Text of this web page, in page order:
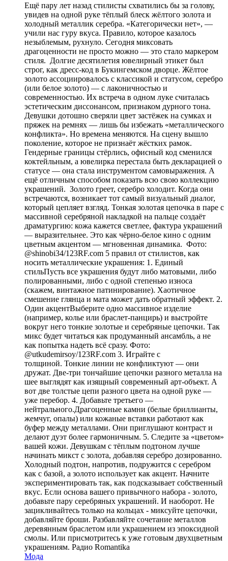
Ещё пару лет назад стилисты схватились бы за голову,
увидев на одной руке тёплый блеск жёлтого золота и
холодный металлик серебра. «Категорически нет», —
учили нас гуру вкуса. Правило, которое казалось
незыблемым, рухнуло. Сегодня миксовать
драгоценности не просто можно — это стало маркером
стиля. Долгие десятилетия ювелирный этикет был
строг, как дресс-код в Букингемском дворце. Жёлтое
золото ассоциировалось с классикой и статусом, серебро
(или белое золото) — с лаконичностью и
современностью. Их встреча в одном луке считалась
эстетическим диссонансом, признаком дурного тона.
Девушки дотошно сверяли цвет застёжек на сумках и
пряжек на ремнях — лишь бы избежать «металлического
конфликта». Но времена меняются. На сцену вышло
поколение, которое не признаёт жёстких рамок.
Гендерные границы стёрлись, офисный код сменился
коктейльным, а ювелирка перестала быть декларацией о
статусе — она стала инструментом самовыражения. А
ещё отличным способом показать всю свою коллекцию
украшений. Золото греет, серебро холодит. Когда они
встречаются, возникает тот самый визуальный диалог,
который цепляет взгляд. Тонкая золотая цепочка в паре с
массивной серебряной накладкой на пальце создаёт
драматургию: кожа кажется светлее, фактура украшений
— выразительнее. Это как чёрно-белое кино с одним
цветным акцентом — мгновенная динамика. Фото:
@shinobi34/123RF.com 5 правил от стилистов, как
носить металлические украшения: 1. Единый
стильПусть все украшения будут либо матовыми, либо
полированными, либо с одной степенью износа
(скажем, винтажное патинирование). Хаотичное
смешение глянца и мата может дать обратный эффект. 2.
Один акцентВыберите одно массивное изделие
(например, колье или браслет-панцирь) и выстройте
вокруг него тонкие золотые и серебряные цепочки. Так
микс будет читаться как продуманный ансамбль, а не
как попытка надеть всё сразу. Фото:
@utkudemirsoy/123RF.com 3. Играйте с
толщиной. Тонкие линии не конфликтуют — они
дружат. Две-три тончайшие цепочки разного металла на
шее выглядят как изящный современный арт-объект. А
вот две толстые цепи разного цвета на одной руке —
уже перебор. 4. Добавьте третьего —
нейтрального.Драгоценные камни (белые бриллианты,
жемчуг, опалы) или кожаные вставки работают как
буфер между металлами. Они приглушают контраст и
делают дуэт более гармоничным. 5. Следите за «цветом»
вашей кожи. Девушкам с тёплым подтоном лучше
начинать микст с золота, добавляя серебро дозированно.
Холодный подтон, напротив, подружится с серебром
как с базой, а золото использует как акцент. Начните
экспериментировать так, как подсказывает собственный
вкус. Если основа вашего привычного набора - золото,
добавьте пару серебряных украшений. И наоборот. Не
зацикливайтесь только на кольцах - миксуйте цепочки,
добавляйте броши. Разбавляйте сочетание металлов
деревянным браслетом или украшением из эпоксидной
смолы. Или присмотритесь к уже готовым двухцветным
украшениям. Радио Romantika
Мода